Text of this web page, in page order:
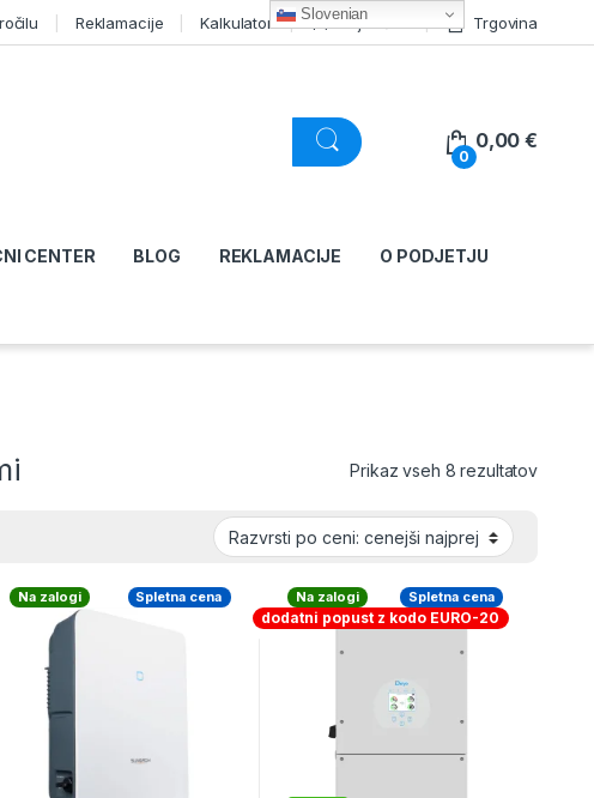
Reklamacije Kalkulator Moj račun Trgovina
0
0,00€
CENTER BLOG REKLAMACIJE O PODJETJU
Prikaz vseh 8 rezultatov
Na zalogi Spletna cena Na zalogi Spletna cena
dodatni popust z kodo EURO-20
Slovenian